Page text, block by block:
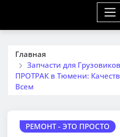
Главная
Запчасти для
ПРОТРАК в Тюмени:
Всем
РЕМОНТ - ЭТО ПРОСТО